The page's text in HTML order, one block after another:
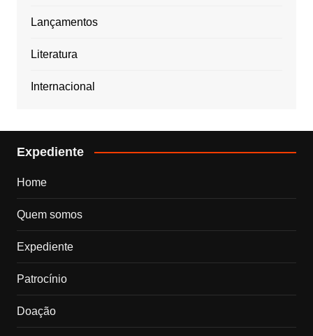
Lançamentos
Literatura
Internacional
Expediente
Home
Quem somos
Expediente
Patrocínio
Doação